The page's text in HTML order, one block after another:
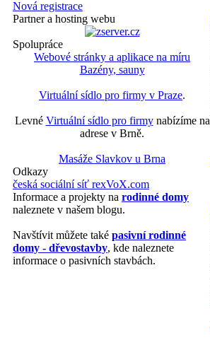
Nová registrace
Partner a hosting webu
Spolupráce
Webové stránky a aplikace na míru
Bazény, sauny
Virtuální sídlo pro firmy v Praze.
Levné Virtuální sídlo pro firmynabízíme na
adrese v Brně.
Masáže Slavkov u Brna
Odkazy
česká sociální síť rexVoX.com
Informace a projekty na rodinné domy
naleznete v našem blogu.
Navštívit můžete také pasivní rodinné
domy - dřevostavby, kde naleznete
informace o pasivních stavbách.